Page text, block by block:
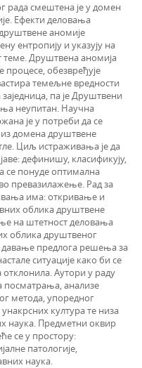
рада смештена је у домен
Ефекти деловања
аномије
ентропију и указују на
теме. Друштвена аномија
процесе, обезвређује
темељне вредности
па је Друштвени
неупитан. Научна
је у потреби да се
домена друштвене
Циљ истраживања је да
дефинишу, класификују,
се понуде оптимална
превазилажење. Рад за
има: откривање и
облика друштвене
на штетност деловања
oблика друштвеног
предлога решења за
ситуације како би се
Аутори у раду
посматрања, анализе
метода, упоредног
култура те низа
наука. Предметни оквир
се у простору:
патологије,
наука.